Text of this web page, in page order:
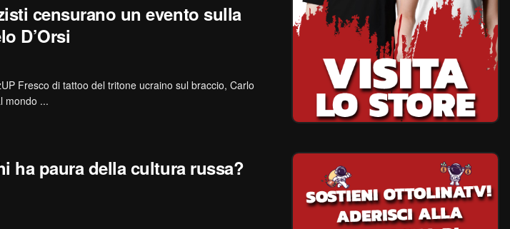
censurano un evento sulla
D’Orsi
Fresco di tattoo del tritone ucraino sul braccio, Carlo
mondo ...
ha paura della cultura russa?